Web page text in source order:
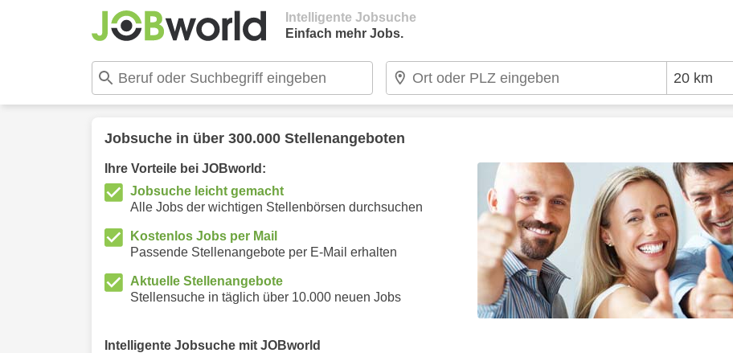
Intelligente Jobsuche
Einfach mehr Jobs.
Jobsuche in über 300.000 Stellenangeboten
Ihre Vorteile bei JOBworld:
Jobsuche leicht gemacht
Alle Jobs der wichtigen Stellenbörsen durchsuchen
Kostenlos Jobs per Mail
Passende Stellenangebote per E-Mail erhalten
Aktuelle Stellenangebote
Stellensuche in täglich über 10.000 neuen Jobs
Intelligente Jobsuche mit JOBworld